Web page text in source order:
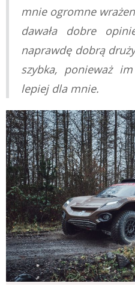
mnie ogromne
dawała dobre
naprawdę dobrą
szybka, ponieważ
lepiej dla mnie.